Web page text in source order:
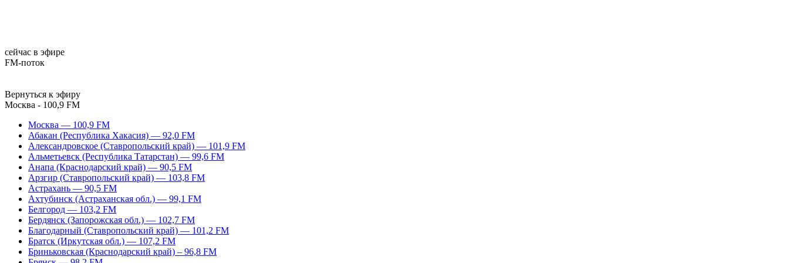
сейчас в эфире
FM-поток
Вернуться к эфиру
Москва - 100,9 FM
Москва — 100,9 FM
Абакан (Республика Хакасия) — 92,0 FM
Александровское (Ставропольский край) — 101,9 FM
Альметьевск (Республика Татарстан) — 99,6 FM
Анапа (Краснодарский край) — 90,5 FM
Арзгир (Ставропольский край) — 103,8 FM
Астрахань — 90,5 FM
Ахтубинск (Астраханская обл.) — 99,1 FM
Белгород — 103,2 FM
Бердянск (Запорожская обл.) — 102,7 FM
Благодарный (Ставропольский край) — 101,2 FM
Братск (Иркутская обл.) — 107,2 FM
Бриньковская (Краснодарский край) – 96,8 FM